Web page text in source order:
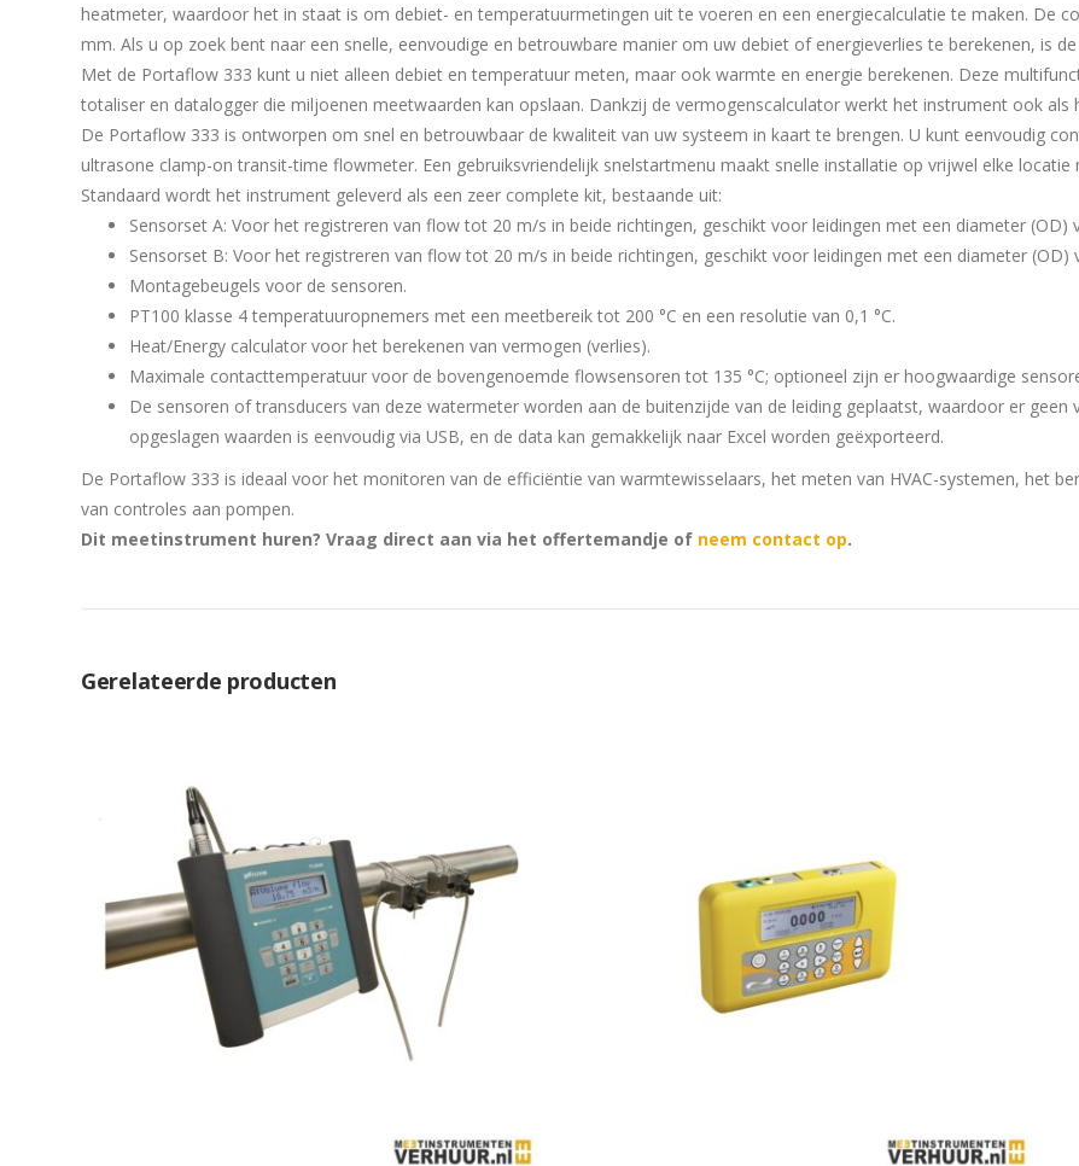
heatmeter, waardoor het in staat is om debiet- en temperatuurmetingen uit te voeren en een energiecalculatie te maken. De
mm. Als u op zoek bent naar een snelle, eenvoudige en betrouwbare manier om uw debiet of energieverlies te berekenen, is
Met de Portaflow 333 kunt u niet alleen debiet en temperatuur meten, maar ook warmte en energie berekenen. Deze
totaliser en datalogger die miljoenen meetwaarden kan opslaan. Dankzij de vermogenscalculator werkt het instrument ook als
De Portaflow 333 is ontworpen om snel en betrouwbaar de kwaliteit van uw systeem in kaart te brengen. U kunt eenvoudig
ultrasone clamp-on transit-time flowmeter. Een gebruiksvriendelijk snelstartmenu maakt snelle installatie op vrijwel elke locatie
Standaard wordt het instrument geleverd als een zeer complete kit, bestaande uit:
Sensorset A: Voor het registreren van flow tot 20 m/s in beide richtingen, geschikt voor leidingen met een diameter (OD)
Sensorset B: Voor het registreren van flow tot 20 m/s in beide richtingen, geschikt voor leidingen met een diameter (OD)
Montagebeugels voor de sensoren.
PT100 klasse 4 temperatuuropnemers met een meetbereik tot 200 °C en een resolutie van 0,1 °C.
Heat/Energy calculator voor het berekenen van vermogen (verlies).
Maximale contacttemperatuur voor de bovengenoemde flowsensoren tot 135 °C; optioneel zijn er hoogwaardige
De sensoren of transducers van deze watermeter worden aan de buitenzijde van de leiding geplaatst, waardoor er
opgeslagen waarden is eenvoudig via USB, en de data kan gemakkelijk naar Excel worden geëxporteerd.
De Portaflow 333 is ideaal voor het monitoren van de efficiëntie van warmtewisselaars, het meten van HVAC-systemen, het
van controles aan pompen.
Dit meetinstrument huren? Vraag direct aan via het offertemandje of neem contact op.
Gerelateerde producten